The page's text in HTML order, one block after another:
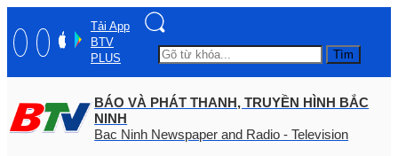
Tải App
BTV
PLUS
Tìm
BÁO VÀ PHÁT THANH, TRUYỀN HÌNH BẮC
NINH
Bac Ninh Newspaper and Radio - Television